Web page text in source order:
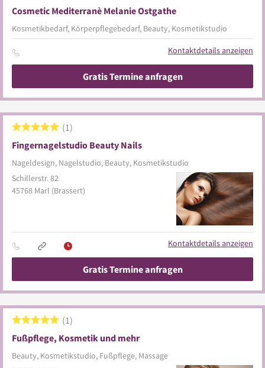
Cosmetic Mediterranè Melanie Ostgathe
Kosmetikbedarf, Körperpflegebedarf, Beauty, Kosmetikstudio
Kontaktdetails anzeigen
Gratis Termine anfragen
Fingernagelstudio Beauty Nails
Nageldesign, Nagelstudio, Beauty, Kosmetikstudio
1
Schillerstr. 82
45768 Marl (Brassert)
Kontaktdetails anzeigen
Gratis Termine anfragen
Fußpflege, Kosmetik und mehr
Beauty, Kosmetikstudio, Fußpflege, Massage
1